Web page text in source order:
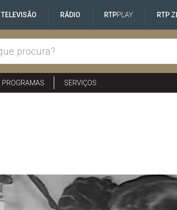
TELEVISÃO RÁDIO RTPPLAY RTP
PROGRAMAS SERVIÇOS